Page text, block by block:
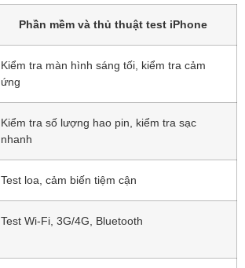
Phần mềm và thủ thuật test iPhone
Kiểm tra màn hình sáng tối, kiểm tra cảm
ứng
Kiểm tra số lượng hao pin, kiểm tra sạc
nhanh
Test loa, cảm biến tiệm cận
Test Wi-Fi, 3G/4G, Bluetooth